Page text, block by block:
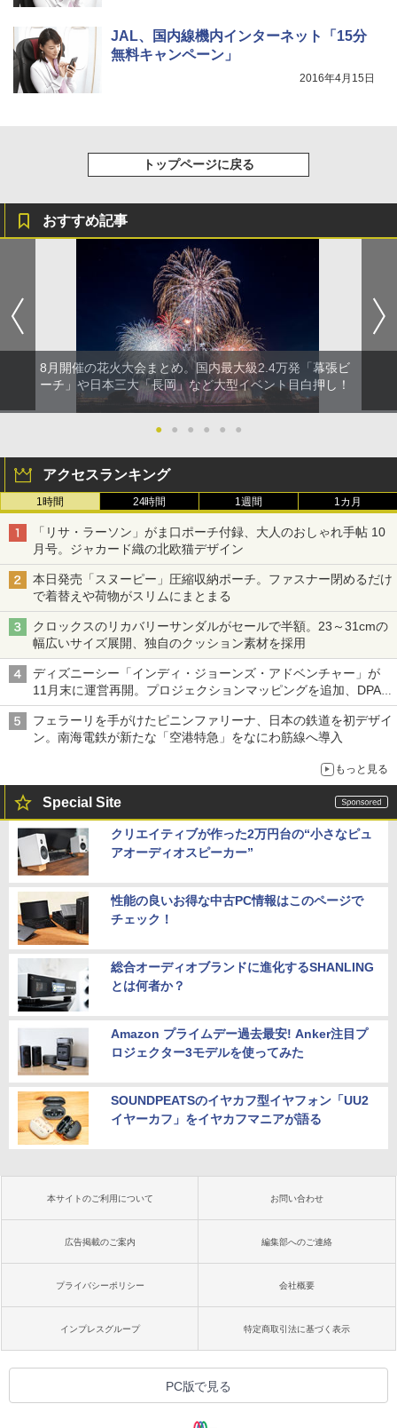
￥1,540
￥9,990
[キャンパーズコレクション 山善] 傘みたいに
￥15,990
￥3,680
着替えテント トイレテント 透けない【換気
JAL、国内線機内インターネット「15分
無料キャンペーン」
2016年4月15日
トップページに戻る
おすすめ記事
8月開催の花火大会まとめ。国内最大級2.4万発「幕張ビ
ーチ」や日本三大「長岡」など大型イベント目白押し！
● ● ● ● ● ●
アクセスランキング
1時間 24時間 1週間 1カ月
「リサ・ラーソン」がま口ポーチ付録、大人のおしゃれ手帖 10
月号。ジャカード織の北欧猫デザイン
本日発売「スヌーピー」圧縮収納ポーチ。ファスナー閉めるだけ
で着替えや荷物がスリムにまとまる
クロックスのリカバリーサンダルがセールで半額。23～31cmの
幅広いサイズ展開、独自のクッション素材を採用
ディズニーシー「インディ・ジョーンズ・アドベンチャー」が
11月末に運営再開。プロジェクションマッピングを追加、DPA
は1500円
フェラーリを手がけたピニンファリーナ、日本の鉄道を初デザイ
ン。南海電鉄が新たな「空港特急」をなにわ筋線へ導入
もっと見る
Special Site
クリエイティブが作った2万円台の“小さなピュ
アオーディオスピーカー”
性能の良いお得な中古PC情報はこのページで
チェック！
総合オーディオブランドに進化するSHANLING
とは何者か？
Amazon プライムデー過去最安! Anker注目プ
ロジェクター3モデルを使ってみた
SOUNDPEATSのイヤカフ型イヤフォン「UU2
イヤーカフ」をイヤカフマニアが語る
本サイトのご利用について お問い合わせ
広告掲載のご案内 編集部へのご連絡
プライバシーポリシー 会社概要
インプレスグループ 特定商取引法に基づく表示
PC版で見る